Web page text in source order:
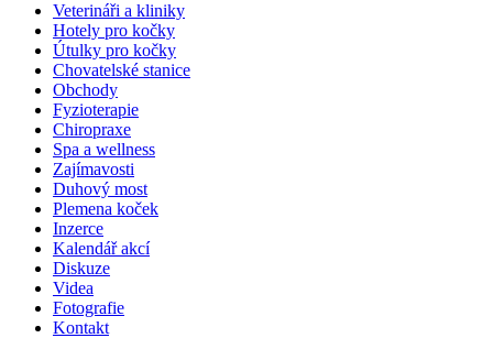
Veterináři a kliniky
Hotely pro kočky
Útulky pro kočky
Chovatelské stanice
Obchody
Fyzioterapie
Chiropraxe
Spa a wellness
Zajímavosti
Duhový most
Plemena koček
Inzerce
Kalendář akcí
Diskuze
Videa
Fotografie
Kontakt